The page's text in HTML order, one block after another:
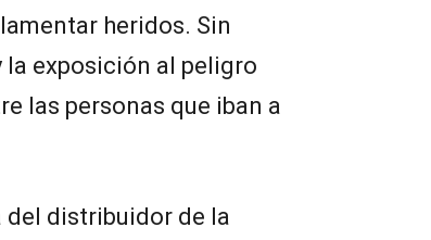
heridos. Sin
la exposición al peligro
las personas que iban a
del distribuidor de la